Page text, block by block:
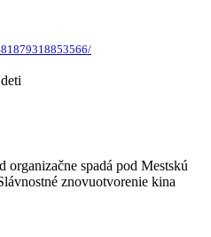
spadá pod Mestskú
znovuotvorenie kina